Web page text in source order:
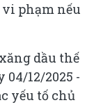
phạm nếu
dầu thế
12/2025 -
yếu tố chủ